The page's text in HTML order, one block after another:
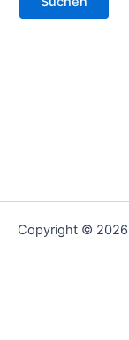
Copyright © 2026